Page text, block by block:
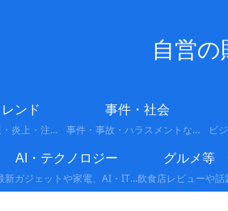
自営の
ンド
今バズってる話題・炎上・注意喚起
事件・社会
事件・事故・ハラスメントなどの最新情報や背景をわかりやすくまとめています。
AI・テクノロジー
最新ガジェットや家電、AI・IT関連など、テクノロジーに関する情報をまとめています。便利な製品レビューや活用方法、注目の最新トレンドをわかりやすく解説します。
グルメ等